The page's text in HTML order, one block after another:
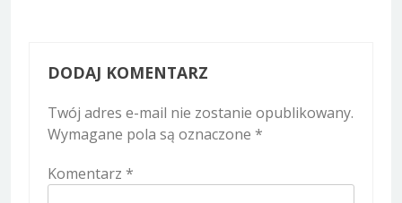
DODAJ KOMENTARZ
Twój adres e-mail nie zostanie opublikowany.
Wymagane pola są oznaczone *
Komentarz *